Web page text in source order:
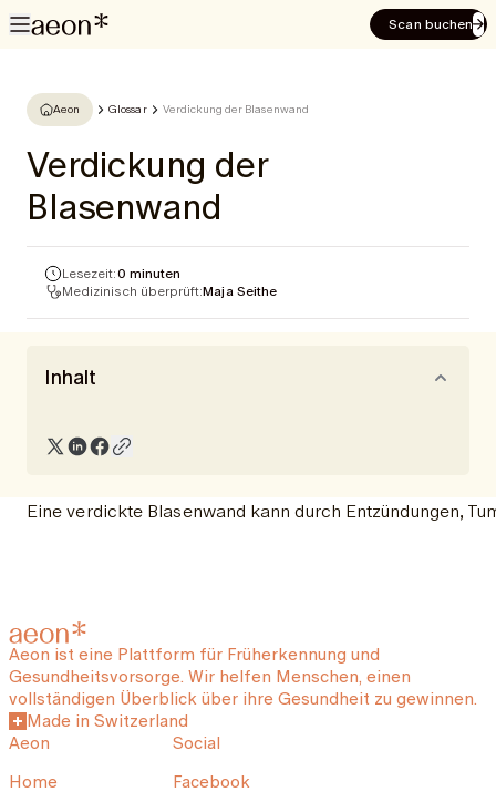
Scan buchen
Aeon Glossar Verdickung der Blasenwand
Verdickung der
Blasenwand
Lesezeit:0 minuten
Medizinisch überprüft:Maja Seithe
Inhalt
Eine verdickte Blasenwand kann durch Entzündungen,
Aeon ist eine Plattform für Früherkennung und
Gesundheitsvorsorge. Wir helfen Menschen, einen
vollständigen Überblick über ihre Gesundheit zu gewinnen.
Made in Switzerland
Aeon
Home
Social
Facebook